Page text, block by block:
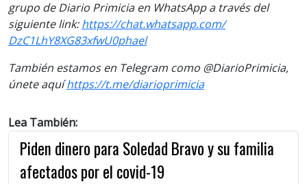
grupo de Diario Primicia en WhatsApp a través del
siguiente link:https://chat.whatsapp.com/
DzC1LhY8XG83xfwU0phael
También estamos en Telegram como @DiarioPrimicia,
únete aquíhttps://t.me/diarioprimicia
Lea También:
Piden dinero para Soledad Bravo y su familia
afectados por el covid-19